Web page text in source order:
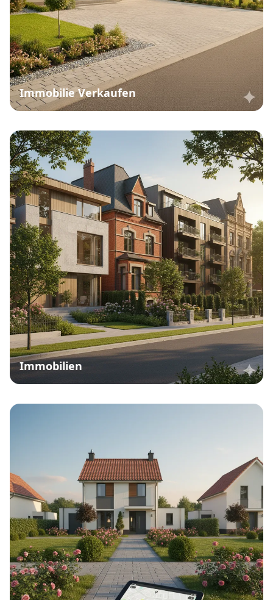
Immobilie Verkaufen
Immobilien